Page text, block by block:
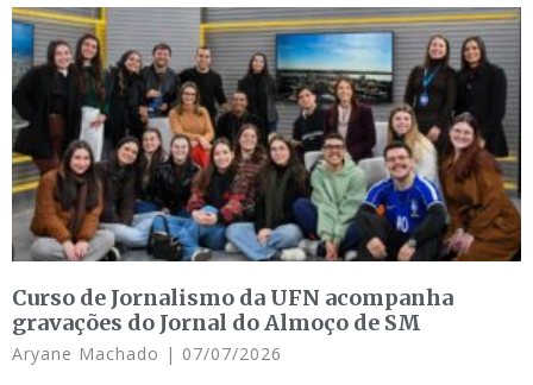
Curso de Jornalismo da UFN acompanha
gravações do Jornal do Almoço de SM
Aryane Machado 07/07/2026